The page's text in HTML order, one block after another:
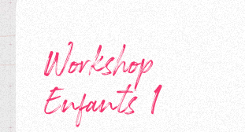
Workshop
Enfants 1